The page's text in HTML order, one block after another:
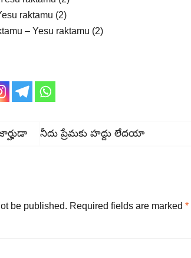
raktamu (2)
– Yesu raktamu (2)
Next
నీదు ప్రేమకు హద్దు లేదయా
be published. Required fields are marked *